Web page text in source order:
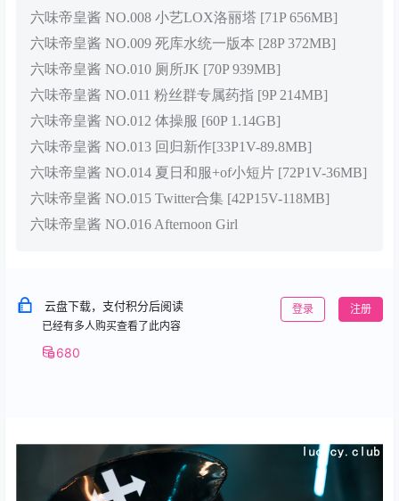
六味帝皇酱 NO.008 小艺LOX洛丽塔 [71P 656MB]
六味帝皇酱 NO.009 死库水统一版本 [28P 372MB]
六味帝皇酱 NO.010 厕所JK [70P 939MB]
六味帝皇酱 NO.011 粉丝群专属药指 [9P 214MB]
六味帝皇酱 NO.012 体操服 [60P 1.14GB]
六味帝皇酱 NO.013 回归新作[33P1V-89.8MB]
六味帝皇酱 NO.014 夏日和服+of小短片 [72P1V-36MB]
六味帝皇酱 NO.015 Twitter合集 [42P15V-118MB]
六味帝皇酱 NO.016 Afternoon Girl
云盘下载，支付积分后阅读
已经有多人购买查看了此内容
680
登录 注册